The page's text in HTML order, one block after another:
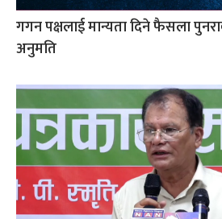
गगन पक्षलाई मान्यता दिने फैसला
अनुमति